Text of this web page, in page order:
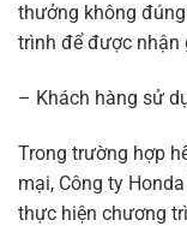
thưởng không
trình để được nhận
– Khách hàng sử
Trong trường hợp
mại, Công ty
thực hiện chương